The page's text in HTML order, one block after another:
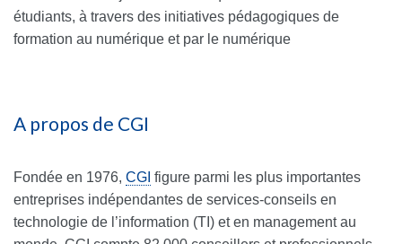
étudiants, à travers des initiatives pédagogiques de
formation au numérique et par le numérique
A propos de CGI
Fondée en 1976, CGI figure parmi les plus importantes
entreprises indépendantes de services-conseils en
technologie de l’information (TI) et en management au